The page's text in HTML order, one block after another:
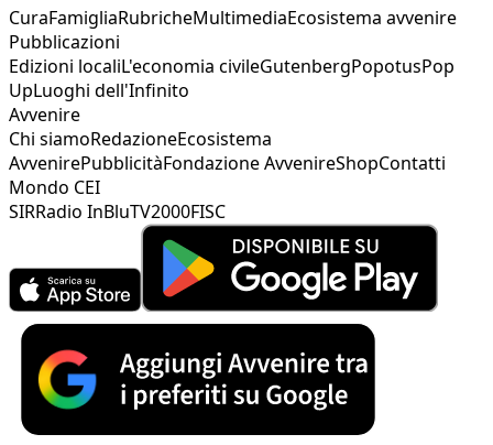
CuraFamigliaRubricheMultimediaEcosistema avvenire
Pubblicazioni
Edizioni localiL'economia civileGutenbergPopotusPop
UpLuoghi dell'Infinito
Avvenire
Chi siamoRedazioneEcosistema
AvvenirePubblicitàFondazione AvvenireShopContatti
Mondo CEI
SIRRadio InBluTV2000FISC